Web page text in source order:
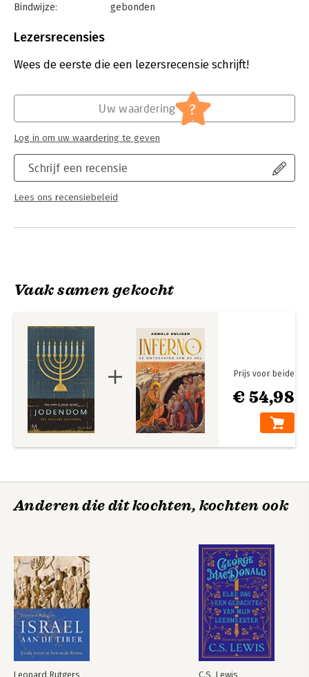
Jodendom. Een heldere inleiding is een helder opgebouwd
van jaar tot jaar. Het geeft een overzichtelijk portret van de
Bindwijze:
gebonden
Uitgever:
Verschijningsdatum:
4-7-2017
Lezersrecensies
Wees de eerste die een lezersrecensie schrijft!
Schrijf een recensie
Lees ons recensiebeleid
Uw waardering ?
Log in om uw waardering te geven
Vaak samen gekocht
€ 54,98
Prijs voor beide
Anderen die dit kochten, kochten ook
Leonard Rutgers C.S. Lewis